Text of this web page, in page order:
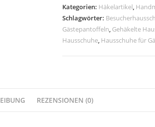
Kategorien: Häkelartikel,
Schlagwörter:
Gästepantoffeln, Gehäkelte
Hausschuhe, Hausschuhe für
REZENSIONEN (0)